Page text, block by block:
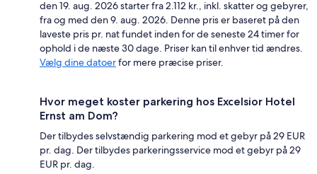
den 19. aug. 2026 starter fra 2.112 kr., inkl. skatter og gebyrer,
fra og med den 9. aug. 2026. Denne pris er baseret på den
laveste pris pr. nat fundet inden for de seneste 24 timer for
ophold i de næste 30 dage. Priser kan til enhver tid ændres.
Vælg dine datoerfor mere præcise priser.
Hvor meget koster parkering hos Excelsior Hotel
Ernst am Dom?
Der tilbydes selvstændig parkering mod et gebyr på 29 EUR
pr. dag. Der tilbydes parkeringsservice mod et gebyr på 29
EUR pr. dag.